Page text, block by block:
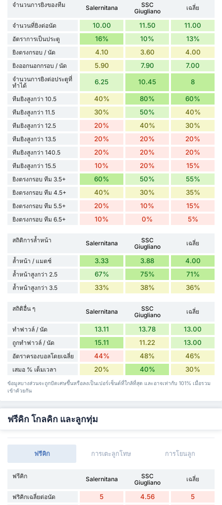
จำนวนการยิงของทีม Salernitana
SSC
Giugliano
เฉลี่ย
จำนวนที่ยิงต่อนัด 10.00 11.50 11.00
อัตราการเป็นประตู 16% 10% 13%
ยิงตรงกรอบ / นัด 4.10 3.60 4.00
ยิงออกนอกกรอบ / นัด 5.90 7.90 7.00
จำนวนการยิงต่อประตูที่
ทำได้
6.25 10.45 8
ทีมยิงสูงกว่า 10.5 40% 80% 60%
ทีมยิงสูงกว่า 11.5 30% 50% 40%
ทีมยิงสูงกว่า 12.5 20% 40% 30%
ทีมยิงสูงกว่า 13.5 20% 20% 20%
ทีมยิงสูงกว่า 140.5 20% 20% 20%
ทีมยิงสูงกว่า 15.5 10% 20% 15%
ยิงตรงกรอบ ทีม 3.5+ 60% 50% 55%
ยิงตรงกรอบ ทีม 4.5+ 40% 30% 35%
ยิงตรงกรอบ ทีม 5.5+ 20% 10% 15%
ยิงตรงกรอบ ทีม 6.5+ 10% 0% 5%
สถิติการล้ำหน้า Salernitana
SSC
Giugliano
เฉลี่ย
ล้ำหน้า / แมตช์ 3.33 3.88 4.00
ล้ำหน้าสูงกว่า 2.5 67% 75% 71%
ล้ำหน้าสูงกว่า 3.5 33% 38% 36%
สถิติอื่น ๆ Salernitana
SSC
Giugliano
เฉลี่ย
ทำฟาวล์ / นัด 13.11 13.78 13.00
ถูกทำฟาวล์ / นัด 15.11 11.22 13.00
อัตราครองบอลโดยเฉลี่ย 44% 48% 46%
เสมอ % เต็มเวลา 20% 40% 30%
ข้อมูลบางส่วนจะถูกปัดเศษขึ้นหรือลงเป็นเปอร์เซ็นต์ที่ใกล้ที่สุด และอาจเท่ากับ 101% เมื่อรวม
เข้าด้วยกัน
ฟรีคิก โกลคิก และลูกทุ่ม
ฟรีคิก การเตะลูกโทษ การโยนลูก
ฟรีคิก Salernitana
SSC
Giugliano
เฉลี่ย
ฟริคิกเฉลี่ยต่อนัด 5 4.56 5